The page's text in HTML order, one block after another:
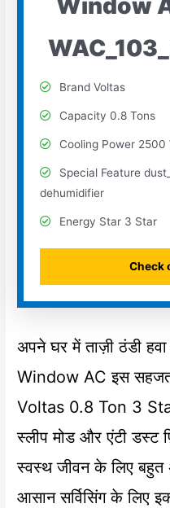
Window
Brand Voltas
Capacity 0.8 Tons
Cooling Power 2500
Special Feature
dehumidifier
Energy Star 3 Star
Check
अपने घर में ताज़ी ठंडी
Window AC इस
Voltas 0.8 Ton 3
स्लीप मोड और एंटी डस्ट
स्वस्थ जीवन के लिए बहुत
आसान सर्विसिंग के लिए